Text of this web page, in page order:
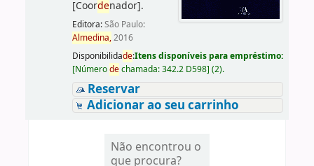
[Coordenador].
Editora:São Paulo:
Almedina,2016
Disponibilidade:Itens disponíveis para empréstimo:
[Númerodechamada:342.2 D598] (2).
Reservar
Adicionar ao seu carrinho
Não encontrou o
que procura?